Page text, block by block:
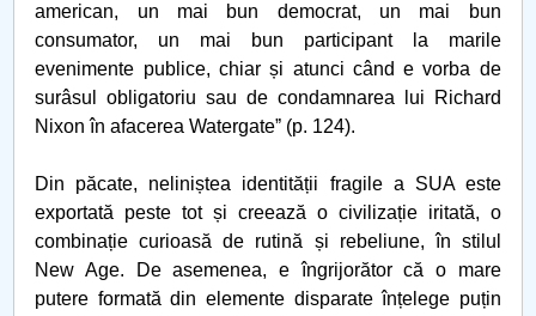
CARPE DIEM
Etica spirituala. Stiinta de a sarbatori Craciunul
Eminescu nu a fost...
Câte strofe are Luceafarul?
ANIVERSAREA A 162 DE ANI DE LA UNIREA
PRINCIPATELOR ROMÂNE
american, un mai bun democrat, un mai bun
consumator, un mai bun participant la marile
evenimente publice, chiar și atunci când e vorba de
surâsul obligatoriu sau de condamnarea lui Richard
Nixon în afacerea Watergateˮ (p. 124).
Din păcate, neliniștea identității fragile a SUA este
exportată peste tot și creează o civilizație iritată, o
combinație curioasă de rutină și rebeliune, în stilul
New Age. De asemenea, e îngrijorător că o mare
putere formată din elemente disparate înțelege puțin